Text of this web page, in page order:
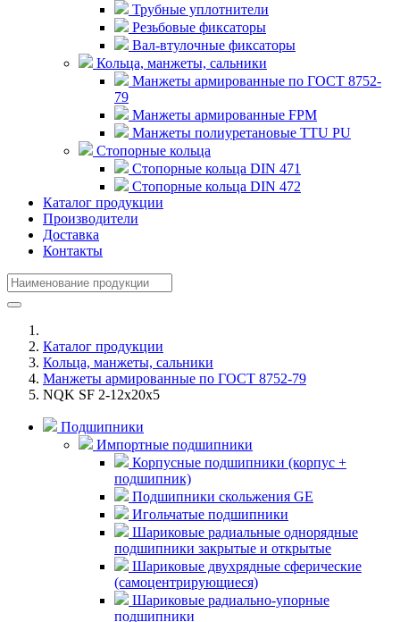
Трубные уплотнители
Резьбовые фиксаторы
Вал-втулочные фиксаторы
Кольца, манжеты, сальники
Манжеты армированные по ГОСТ 8752-
79
Манжеты армированные FPM
Манжеты полиуретановые TTU PU
Стопорные кольца
Стопорные кольца DIN 471
Стопорные кольца DIN 472
Каталог продукции
Производители
Доставка
Контакты
Каталог продукции
Кольца, манжеты, сальники
Манжеты армированные по ГОСТ 8752-79
NQK SF 2-12x20x5
Подшипники
Импортные подшипники
Корпусные подшипники (корпус +
подшипник)
Подшипники скольжения GE
Игольчатые подшипники
Шариковые радиальные однорядные
подшипники закрытые и открытые
Шариковые двухрядные сферические
(самоцентрирующиеся)
Шариковые радиально-упорные
подшипники